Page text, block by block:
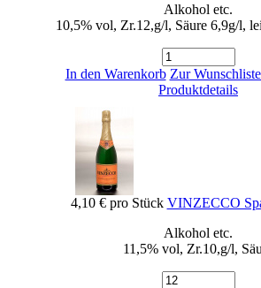
Alkohol etc.
10,5% vol, Zr.12,g/l, Säure 6,9g/l,
In den Warenkorb Zur
Produktdetails
4,10 € pro Stück VINZECCO
Alkohol etc.
11,5% vol, Zr.10,g/l,